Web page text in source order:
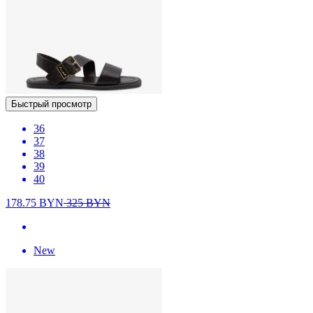
Быстрый просмотр
36
37
38
39
40
178.75 BYN325BYN
New